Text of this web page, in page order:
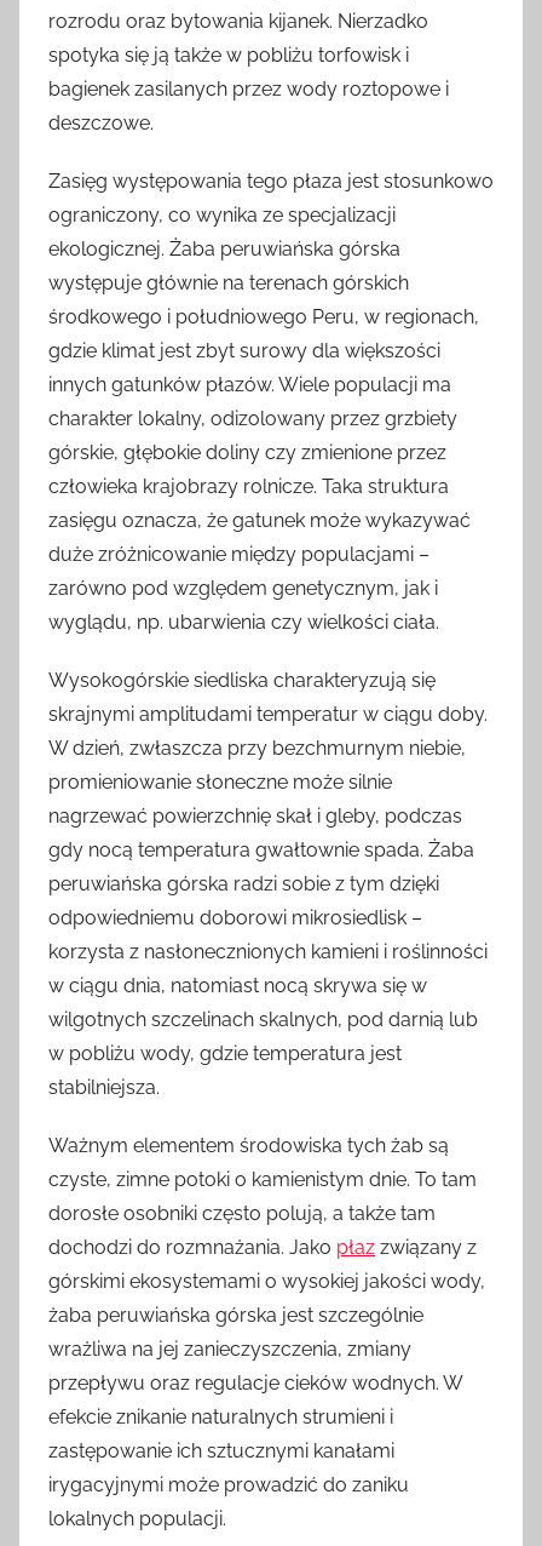
rozrodu oraz bytowania kijanek. Nierzadko
spotyka się ją także w pobliżu torfowisk i
bagienek zasilanych przez wody roztopowe i
deszczowe.
Zasięg występowania tego płaza jest stosunkowo
ograniczony, co wynika ze specjalizacji
ekologicznej. Żaba peruwiańska górska
występuje głównie na terenach górskich
środkowego i południowego Peru, w regionach,
gdzie klimat jest zbyt surowy dla większości
innych gatunków płazów. Wiele populacji ma
charakter lokalny, odizolowany przez grzbiety
górskie, głębokie doliny czy zmienione przez
człowieka krajobrazy rolnicze. Taka struktura
zasięgu oznacza, że gatunek może wykazywać
duże zróżnicowanie między populacjami –
zarówno pod względem genetycznym, jak i
wyglądu, np. ubarwienia czy wielkości ciała.
Wysokogórskie siedliska charakteryzują się
skrajnymi amplitudami temperatur w ciągu doby.
W dzień, zwłaszcza przy bezchmurnym niebie,
promieniowanie słoneczne może silnie
nagrzewać powierzchnię skał i gleby, podczas
gdy nocą temperatura gwałtownie spada. Żaba
peruwiańska górska radzi sobie z tym dzięki
odpowiedniemu doborowi mikrosiedlisk –
korzysta z nasłonecznionych kamieni i roślinności
w ciągu dnia, natomiast nocą skrywa się w
wilgotnych szczelinach skalnych, pod darnią lub
w pobliżu wody, gdzie temperatura jest
stabilniejsza.
Ważnym elementem środowiska tych żab są
czyste, zimne potoki o kamienistym dnie. To tam
dorosłe osobniki często polują, a także tam
dochodzi do rozmnażania. Jako płaz związany z
górskimi ekosystemami o wysokiej jakości wody,
żaba peruwiańska górska jest szczególnie
wrażliwa na jej zanieczyszczenia, zmiany
przepływu oraz regulacje cieków wodnych. W
efekcie znikanie naturalnych strumieni i
zastępowanie ich sztucznymi kanałami
irygacyjnymi może prowadzić do zaniku
lokalnych populacji.